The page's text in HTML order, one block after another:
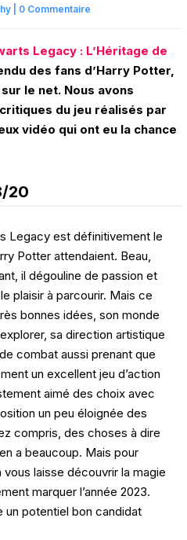
0 Commentaire
Legacy : L’Héritage de
des fans d’Harry Potter,
le net. Nous avons
du jeu réalisés par
vidéo qui ont eu la chance
20
Legacy est définitivement le
Potter attendaient. Beau,
il dégouline de passion et
plaisir à parcourir. Mais ce
bonnes idées, son monde
sa direction artistique
combat aussi prenant que
un excellent jeu d’action
aimé des choix avec
un peu éloignée des
compris, des choses à dire
a beaucoup. Mais pour
laisse découvrir la magie
marquer l’année 2023.
un potentiel bon candidat